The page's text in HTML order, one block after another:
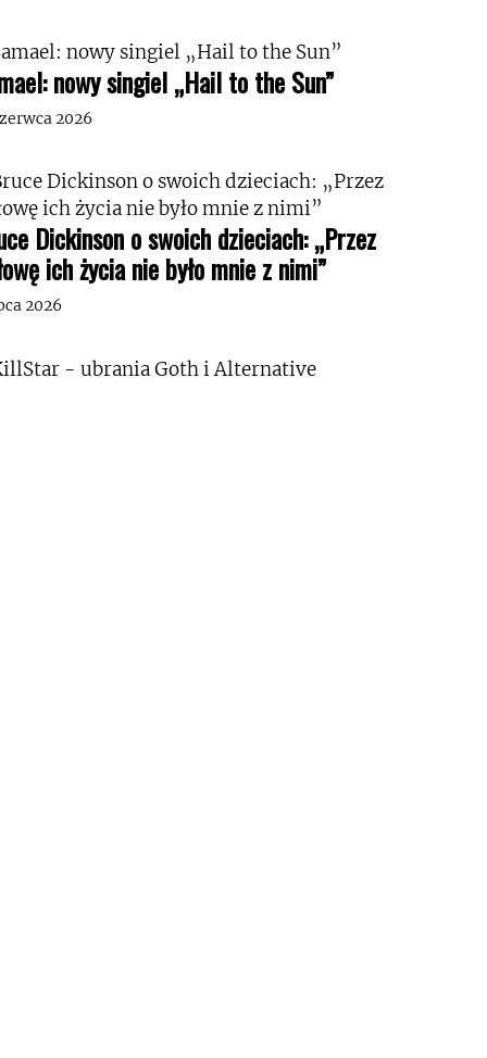
nowy singiel „Hail to the Sun”
2026
Dickinson o swoich dzieciach: „Przez
ich życia nie było mnie z nimi”
2026